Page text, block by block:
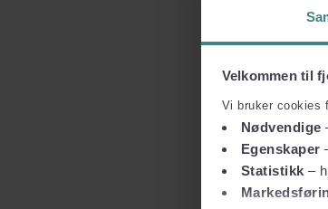
Velkommen til
Vi bruker cookies
Nødvendige
Egenskaper
Statistikk –